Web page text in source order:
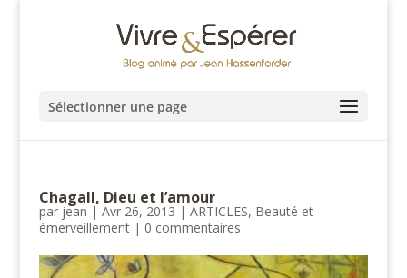
Sélectionner une page
Chagall, Dieu et l’amour
par jean | Avr 26, 2013 | ARTICLES, Beauté et
émerveillement| 0 commentaires